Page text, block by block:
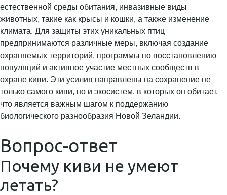
естественной среды обитания, инвазивные виды
животных, такие как крысы и кошки, а также изменение
климата. Для защиты этих уникальных птиц
предпринимаются различные меры, включая создание
охраняемых территорий, программы по восстановлению
популяций и активное участие местных сообществ в
охране киви. Эти усилия направлены на сохранение не
только самого киви, но и экосистем, в которых он обитает,
что является важным шагом к поддержанию
биологического разнообразия Новой Зеландии.
Вопрос-ответ
Почему киви не умеют
летать?